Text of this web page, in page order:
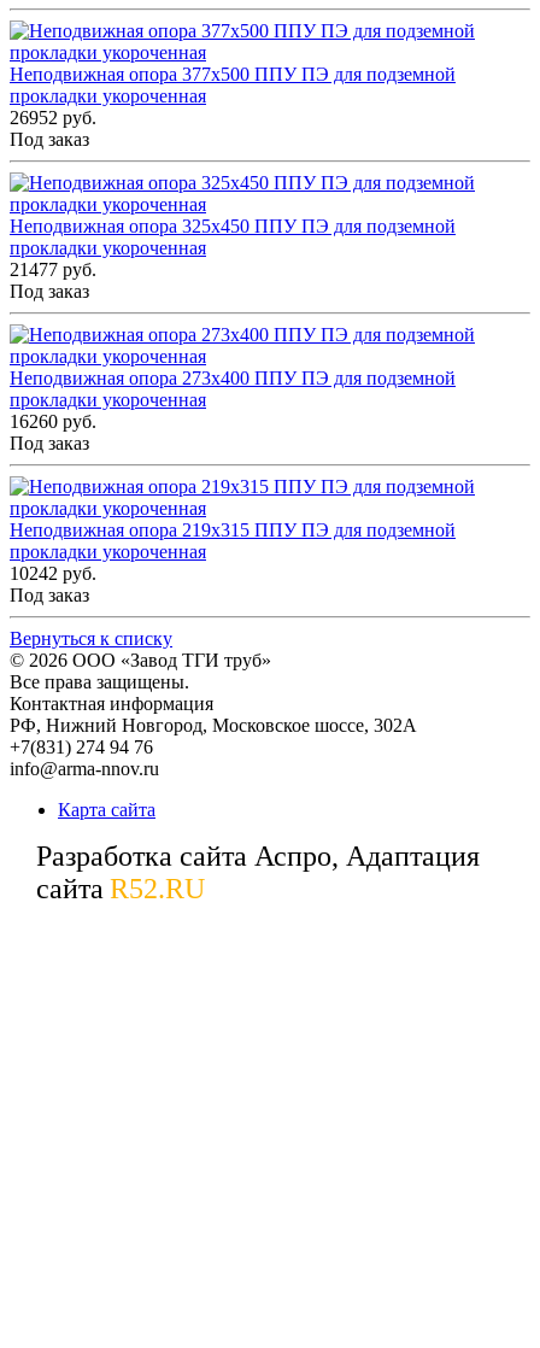
Неподвижная опора 377x500 ППУ ПЭ для подземной
прокладки укороченная
26952 руб.
Под заказ
Неподвижная опора 325x450 ППУ ПЭ для подземной
прокладки укороченная
21477 руб.
Под заказ
Неподвижная опора 273x400 ППУ ПЭ для подземной
прокладки укороченная
16260 руб.
Под заказ
Неподвижная опора 219x315 ППУ ПЭ для подземной
прокладки укороченная
10242 руб.
Под заказ
Вернуться к списку
© 2026 ООО «Завод ТГИ труб»
Все права защищены.
Контактная информация
РФ, Нижний Новгород, Московское шоссе, 302А
+7(831) 274 94 76
info@arma-nnov.ru
Карта сайта
Разработка сайта Аспро, Адаптация
сайта R52.RU